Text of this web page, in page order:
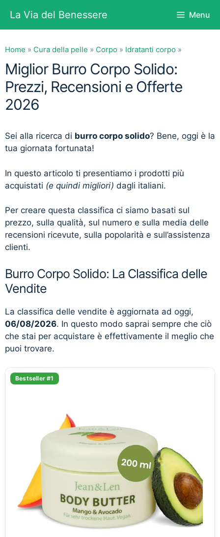
contenuto
La Via del Benessere Menu
Home » Cura della pelle » Corpo » Idratanti corpo »
Miglior Burro Corpo Solido:
Prezzi, Recensioni e Offerte
2026
Sei alla ricerca di burro corpo solido? Bene, oggi è la
tua giornata fortunata!
In questo articolo ti presentiamo i prodotti più
acquistati (e quindi migliori) dagli italiani.
Per creare questa classifica ci siamo basati sul
prezzo, sulla qualità, sul numero e sulla media delle
recensioni ricevute, sulla popolarità e sull’assistenza
clienti.
Burro Corpo Solido: La Classifica delle
Vendite
La classifica delle vendite è aggiornata ad oggi,
06/08/2026. In questo modo saprai sempre che ciò
che stai per acquistare è effettivamente il meglio che
puoi trovare.
Bestseller #1